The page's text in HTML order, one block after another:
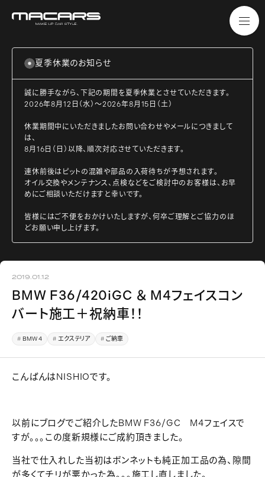
夏季休業のお知らせ
誠に勝手ながら、下記の期間を夏季休業とさせていただきます。
2026年8月12日（水）～2026年8月15日（土）
休業期間中にいただきましたお問い合わせやメールにつきまして
は、
8月16日（日）以降、順次対応させていただきます。
連休前後はピットの混雑や部品の入荷待ちが予想されます。
オイル交換やメンテナンス、点検などをご検討中のお客様は、お早
めにご相談いただけますと幸いです。
皆様にはご不便をおかけいたしますが、何卒ご理解とご協力のほ
どお願い申し上げます。
2019.01.12
BMW F36/420iGC ＆ M4フェイスコン
バート施工＋祝納車！！
BMW 4 エクステリア ご納車
こんばんはNISHIOです。
以前にブログでご紹介したBMW F36/GC M4フェイスで
すが。。。この度新規様にご成約頂きました。
当社で仕入れした当初はボンネットも純正加工品の為、隙間
が多くてチリが悪かった為。。。施工し直しました。